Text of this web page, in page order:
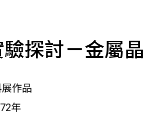
探討－金屬
作品
年